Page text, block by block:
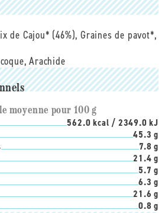
de Cajou* (46%), Graines de pavot*,
Arachide
moyenne pour 100 g
562.0 kcal / 2349.0 kJ
45.3 g
7.8 g
21.4 g
5.7 g
6.3 g
21.6 g
0.8 g